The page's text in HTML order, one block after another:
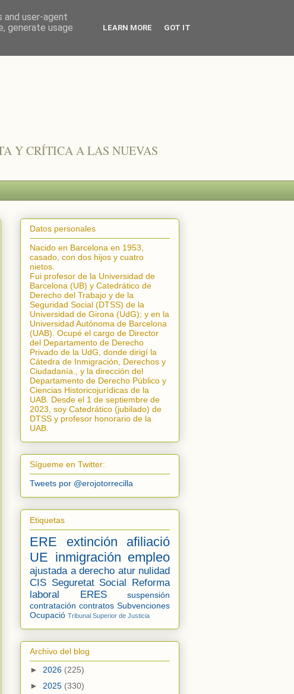
Y CRÍTICA A LAS NUEVAS
Datos personales
Nacido en Barcelona en 1953,
casado, con dos hijos y cuatro
nietos.
Fui profesor de la Universidad de
Barcelona (UB) y Catedrático de
Derecho del Trabajo y de la
Seguridad Social (DTSS) de la
Universidad de Girona (UdG); y en la
Universidad Autónoma de Barcelona
(UAB). Ocupé el cargo de Director
del Departamento de Derecho
Privado de la UdG, donde dirigí la
Cátedra de Inmigración, Derechos y
Ciudadanía.
, y la dirección del
Departamento de Derecho Público y
Ciencias Historicojurídicas de la
UAB. Desde el 1 de septiembre de
2023, soy Catedrático (jubilado) de
DTSS y profesor honorario de la
UAB.
Sígueme en Twitter:
Tweets por @erojotorrecilla
Etiquetas
ERE extinción
afiliació
UE inmigración empleo
ajustada a derecho atur nulidad
CIS Seguretat Social Reforma
laboral
ERES
suspensión
contratación contratos Subvenciones
Ocupació Tribunal Superior de Justicia
Archivo del blog
► 2026 (225)
► 2025 (330)
and user-agent
generate usage
LEARN MORE GOT IT